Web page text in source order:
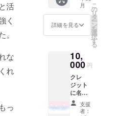
活
く
な
れ
っ
メッ
セージ
入りポ
イン入
りポス
トカー
ド
す） ・
掲載期
間：お
披露目
ツイー
信のみ
・掲載
方法：
お披露
目ツ
イート
のツ
リー
月
詳細を見る
こ
の
リ
タ
ー
ン
を
選
択
す
る
10,
000 円
クレ
ジット
に名前
記載
（記載
支援
者：